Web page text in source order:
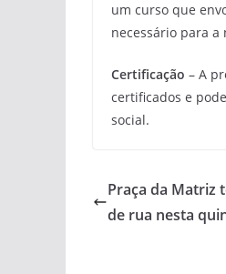
um curso que
necessário para
Certificação – A
certificados e
social.
Praça da Matriz
de rua nesta